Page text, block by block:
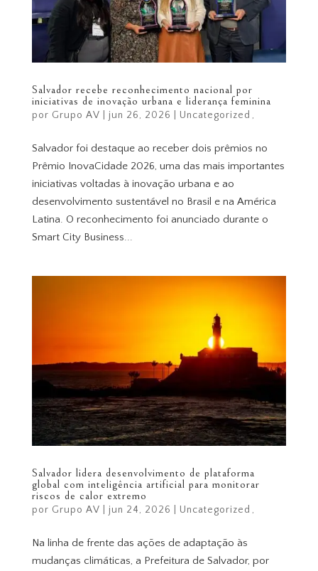
Salvador recebe reconhecimento nacional por
iniciativas de inovação urbana e liderança feminina
por Grupo AV jun 26, 2026 Uncategorized
Salvador foi destaque ao receber dois prêmios no
Prêmio InovaCidade 2026, uma das mais importantes
iniciativas voltadas à inovação urbana e ao
desenvolvimento sustentável no Brasil e na América
Latina. O reconhecimento foi anunciado durante o
Smart City Business...
Salvador lidera desenvolvimento de plataforma
global com inteligência artificial para monitorar
riscos de calor extremo
por Grupo AV jun 24, 2026 Uncategorized
Na linha de frente das ações de adaptação às
mudanças climáticas, a Prefeitura de Salvador, por